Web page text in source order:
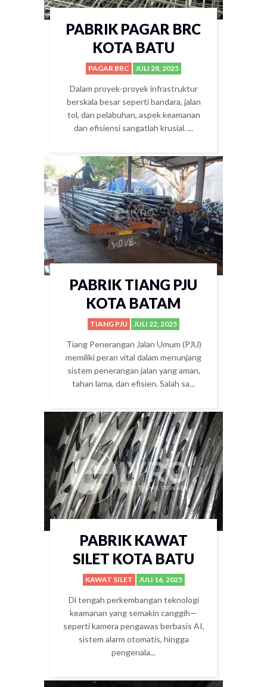
PABRIK PAGAR BRC
KOTA BATU
PAGAR BRC JULI 28, 2025
Dalam proyek-proyek infrastruktur
berskala besar seperti bandara, jalan
tol, dan pelabuhan, aspek keamanan
dan efisiensi sangatlah krusial. ...
PABRIK TIANG PJU
KOTA BATAM
TIANG PJU JULI 22, 2025
Tiang Penerangan Jalan Umum (PJU)
memiliki peran vital dalam menunjang
sistem penerangan jalan yang aman,
tahan lama, dan efisien. Salah sa...
PABRIK KAWAT
SILET KOTA BATU
KAWAT SILET JULI 16, 2025
Di tengah perkembangan teknologi
keamanan yang semakin canggih—
seperti kamera pengawas berbasis AI,
sistem alarm otomatis, hingga
pengenala...